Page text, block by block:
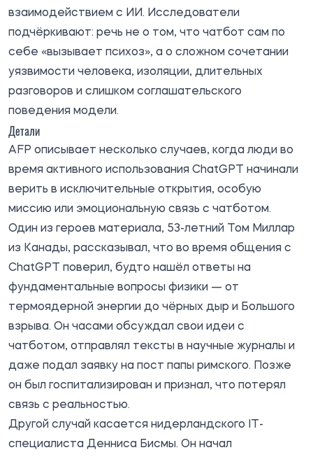
взаимодействием с ИИ. Исследователи
подчёркивают: речь не о том, что чатбот сам по
себе «вызывает психоз», а о сложном сочетании
уязвимости человека, изоляции, длительных
разговоров и слишком соглашательского
поведения модели.
Детали
AFP описывает несколько случаев, когда люди во
время активного использования ChatGPT начинали
верить в исключительные открытия, особую
миссию или эмоциональную связь с чатботом.
Один из героев материала, 53-летний Том Миллар
из Канады, рассказывал, что во время общения с
ChatGPT поверил, будто нашёл ответы на
фундаментальные вопросы физики — от
термоядерной энергии до чёрных дыр и Большого
взрыва. Он часами обсуждал свои идеи с
чатботом, отправлял тексты в научные журналы и
даже подал заявку на пост папы римского. Позже
он был госпитализирован и признал, что потерял
связь с реальностью.
Другой случай касается нидерландского IT-
специалиста Денниса Бисмы. Он начал